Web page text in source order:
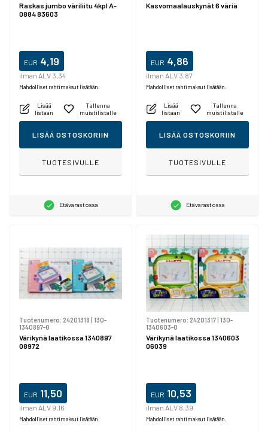
Raskas jumbo väriliitu 4kpl A-
0884 83603
EUR 4,19
ilman ALV 3,34
Mahdolliset rahtimaksut lisätään.
Lisää
listaan
Tallenna
muistilistalle
LISÄÄ OSTOSKORIIN
TUOTESIVULLE
Etävarastossa
Kasvomaalauskynät 6 väriä
EUR 4,86
ilman ALV 3,87
Mahdolliset rahtimaksut lisätään.
Lisää
listaan
Tallenna
muistilistalle
LISÄÄ OSTOSKORIIN
TUOTESIVULLE
Etävarastossa
Tuotenumero: 24201318 | 130-
1340897-0
Värikynä laatikossa 1340897
08972
EUR 11,50
ilman ALV 9,16
Mahdolliset rahtimaksut lisätään.
Tuotenumero: 24201317| 130-
1340603-0
Värikynä laatikossa 1340603
06039
EUR 10,53
ilman ALV 8,39
Mahdolliset rahtimaksut lisätään.